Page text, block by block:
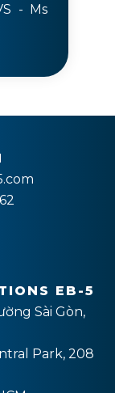
- Ms
EB-5
Sài Gòn,
Park, 208